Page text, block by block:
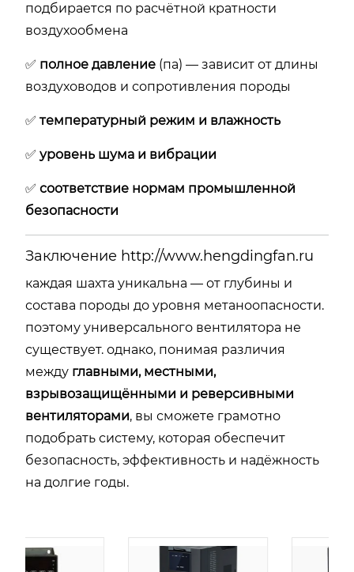
подбирается по расчётной кратности
воздухообмена
✅ полное давление (па) — зависит от длины
воздуховодов и сопротивления породы
✅ температурный режим и влажность
✅ уровень шума и вибрации
✅ соответствие нормам промышленной
безопасности
Заключение http://www.hengdingfan.ru
каждая шахта уникальна — от глубины и
состава породы до уровня метаноопасности.
поэтому универсального вентилятора не
существует. однако, понимая различия
между главными, местными,
взрывозащищёнными и реверсивными
вентиляторами, вы сможете грамотно
подобрать систему, которая обеспечит
безопасность, эффективность и надёжность
на долгие годы.